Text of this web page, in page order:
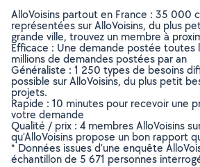
AlloVoisins partout en France : 35 000
représentées sur AlloVoisins, du plus
grande ville, trouvez un membre à
Efficace : Une demande postée toutes
millions de demandes postées par an
Généraliste : 1 250 types de besoins
possible sur AlloVoisins, du plus petit
projets.
Rapide : 10 minutes pour recevoir une
votre demande
Qualité / prix : 4 membres AlloVoisins
qu’AlloVoisins propose un bon rapport
* Données issues d’une enquête
échantillon de 5 671 personnes